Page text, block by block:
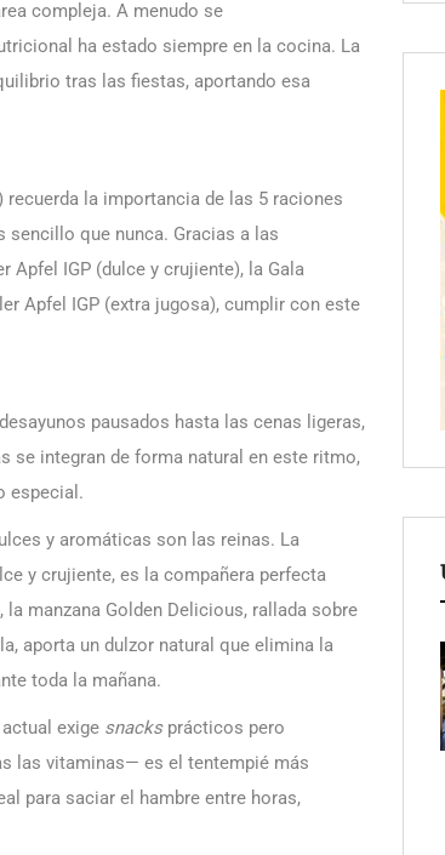
compleja. A menudo se
ha estado siempre en la cocina. La
tras las fiestas, aportando esa
la importancia de las 5 raciones
sencillo que nunca. Gracias a las
Apfel IGP (dulce y crujiente), la Gala
Apfel IGP (extra jugosa), cumplir con este
pausados hasta las cenas ligeras,
se integran de forma natural en este ritmo,
especial.
y aromáticas son las reinas. La
y crujiente, es la compañera perfecta
manzana Golden Delicious, rallada sobre
aporta un dulzor natural que elimina la
toda la mañana.
exige snacksprácticos pero
las vitaminas— es el tentempié más
para saciar el hambre entre horas,